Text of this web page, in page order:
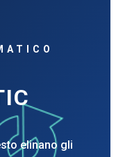
elinano gli